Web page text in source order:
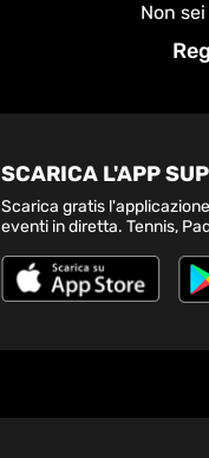
Non
SCARICA L'APP
Scarica gratis
eventi in diretta. Tennis,